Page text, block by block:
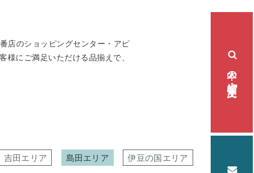
本の検索・注文
店のショッピングセンター・アピ
にご満足いただける品揃えで、
吉田エリア 島田エリア 伊豆の国エリア